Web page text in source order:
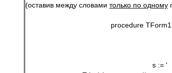
(оставив между словами только по одному
procedure
s := '